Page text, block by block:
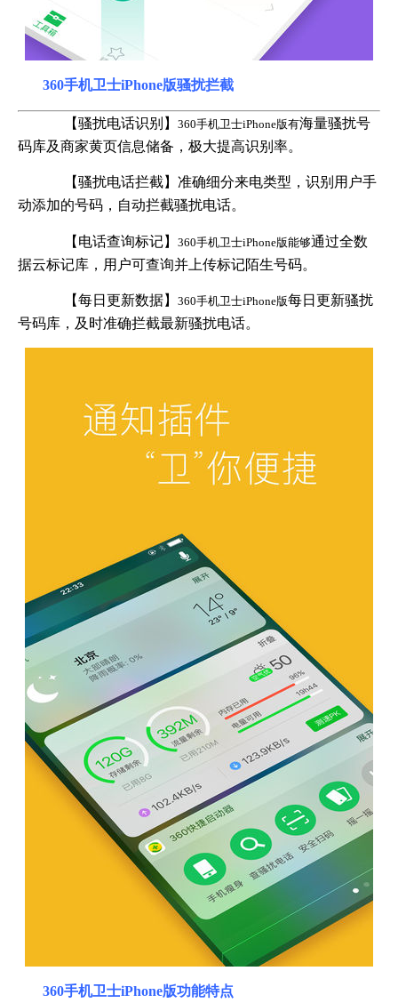
360手机卫士iPhone版骚扰拦截
【骚扰电话识别】 360手机卫士iPhone版有海量骚扰号
码库及商家黄页信息储备，极大提高识别率。
【骚扰电话拦截】准确细分来电类型，识别用户手
动添加的号码，自动拦截骚扰电话。
【电话查询标记】 360手机卫士iPhone版能够通过全数
据云标记库，用户可查询并上传标记陌生号码。
【每日更新数据】 360手机卫士iPhone版每日更新骚扰
号码库，及时准确拦截最新骚扰电话。
360手机卫士iPhone版功能特点